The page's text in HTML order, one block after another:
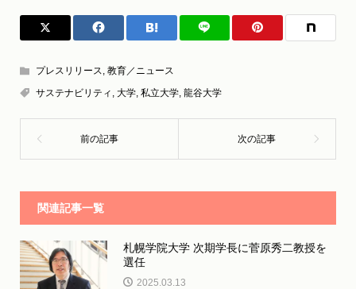
プレスリリース 教育／ニュース
サステナビリティ 大学, 私立大学, 龍谷大学
関連記事一覧
札幌学院大学 次期学長に菅原秀二教授を
選任
2025.03.13